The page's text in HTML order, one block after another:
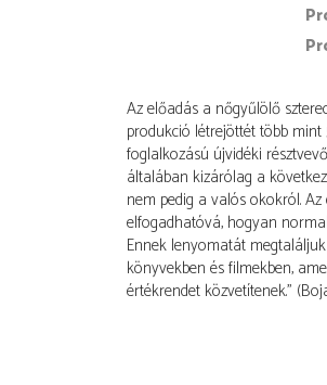
Az előadás a nőgyűlölő
produkció létrejöttét több
foglalkozású újvidéki
általában kizárólag a
nem pedig a valós okokról.
elfogadhatóvá, hogyan
Ennek lenyomatát
könyvekben és filmekben,
értékrendet közvetítenek.”